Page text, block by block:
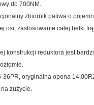
do 700NM.
zbiornik paliwa o
zastosowanie całej belki
konstrukcji reduktora jest
36PR, oryginalna opona
zużycie.